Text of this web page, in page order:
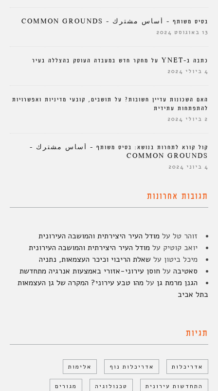
בסיס משותף – أساس مشترك – COMMON GROUNDS
13 באוגוסט 2024
כתבה ב-YNET על מחקר חדש במעבדה העוסק בהצללה בעיר
4 ביולי 2024
האם השכונות עדיין חשובות? על תושבים, קובעי מדיניות ואפשרויות
להתפתחות עתידית
2 ביולי 2024
קול קורא לתחרות בנושא: בסיס משותף – أساس مشترك –
COMMON GROUNDS
4 ביוני 2024
תגובות אחרונות
זוהר טל על מודל העיר היצירתית והמושבה העירונית
יואב קוטיק על מודל העיר היצירתית והמושבה העירונית
מיכל ביטון על שאלת הריבוי וכיכר העצמאות, נתניה
סאטיבה על חוסן עירוני-אזורי באמצעות אנרגיה מתחדשת
הגנן מרמת גן על מהו טבע עירוני? המקרה של גן העצמאות
בתל אביב
תגיות
אדריכלות אדריכלות נוף אלימות
התחדשות עירונית טכנולוגיה מגורים